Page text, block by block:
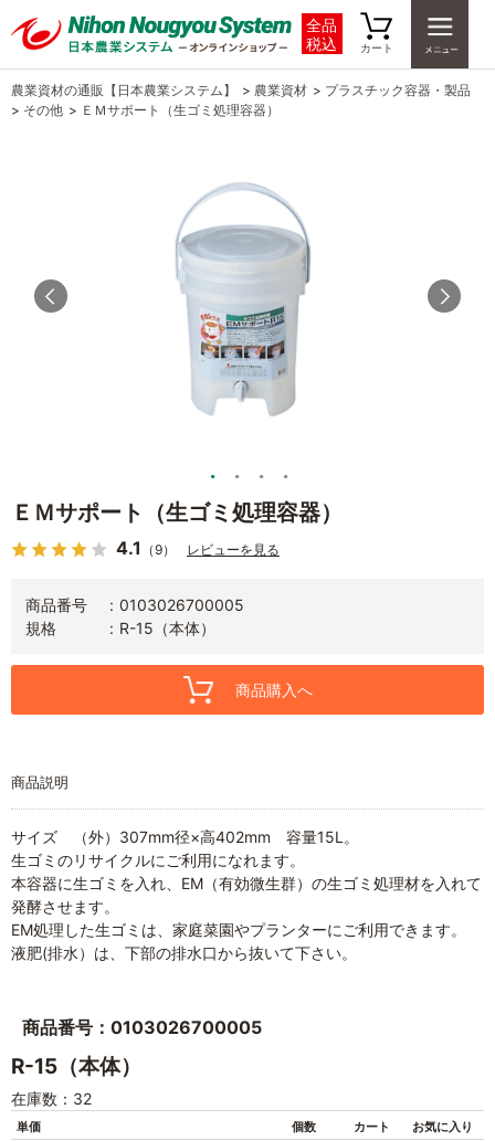
全品
税込
カート
農業資材の通販【日本農業システム】 > 農業資材 > プラスチック容器・製品
> その他 > ＥＭサポート（生ゴミ処理容器）
ＥＭサポート（生ゴミ処理容器）
4.1 （9） レビューを見る
商品番号
0103026700005
規格
R-15（本体）
商品購入へ
商品説明
サイズ （外）307mm径×高402mm 容量15L。
生ゴミのリサイクルにご利用になれます。
本容器に生ゴミを入れ、EM（有効微生群）の生ゴミ処理材を入れて
発酵させます。
EM処理した生ゴミは、家庭菜園やプランターにご利用できます。
液肥(排水）は、下部の排水口から抜いて下さい。
商品番号：0103026700005
R-15（本体）
在庫数：32
単価 個数 カート お気に入り